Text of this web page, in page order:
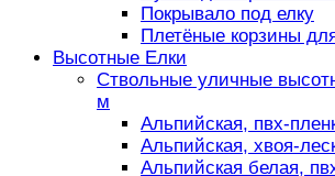
Покрывало под елку
Плетёные корзины
Высотные Елки
Ствольные уличные
м
Альпийская, пвх-
Альпийская, хвоя-
Альпийская белая,